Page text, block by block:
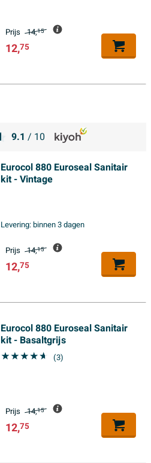
Prijs 14,15
12,75
Eurocol 880 Euroseal Sanitair
kit - Vintage
Levering:binnen 3 dagen
Prijs 14,15
12,75
Eurocol 880 Euroseal Sanitair
kit - Basaltgrijs
(3)
Prijs 14,15
12,75
9.1 / 10